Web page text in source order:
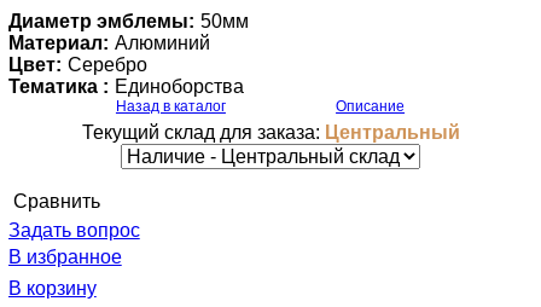
Диаметр эмблемы: 50мм
Материал: Алюминий
Цвет: Серебро
Тематика : Единоборства
Назад в каталог Описание
Текущий склад для заказа: Центральный
Cравнить
Задать вопрос
В избранное
В корзину